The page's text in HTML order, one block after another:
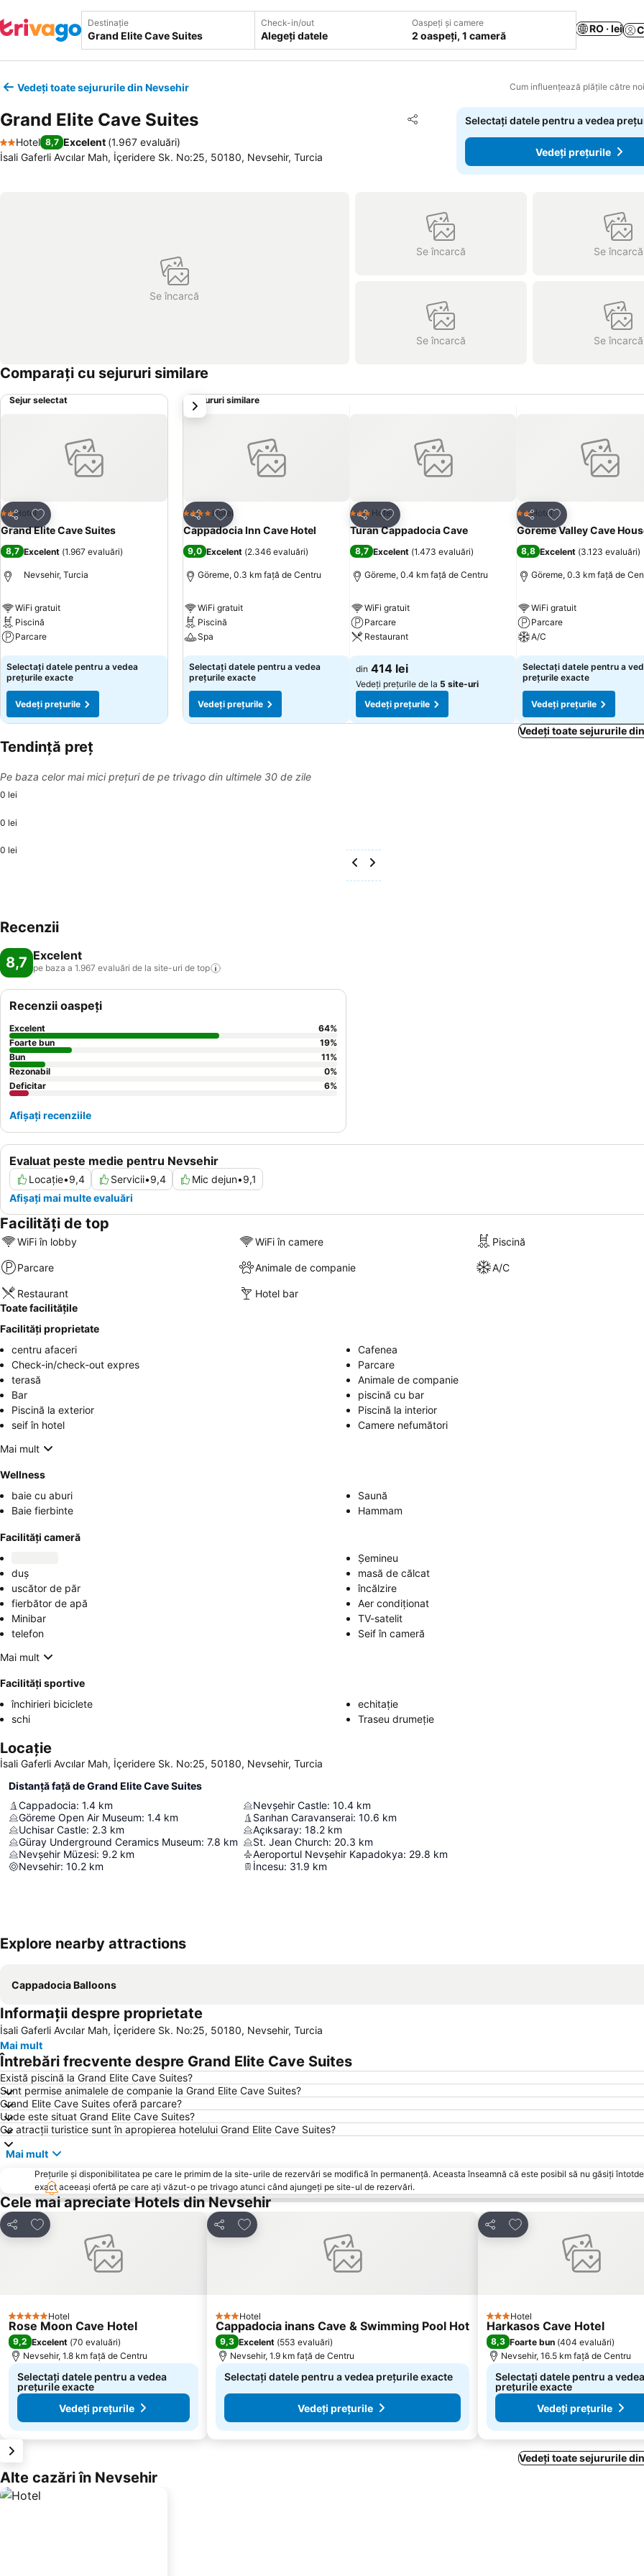
Destinație Check-in/out
Alegeți datele
Oaspeți și camere
2 oaspeți, 1 cameră
RO · lei
Vedeți toate sejururile din Nevsehir Cum influențează plățile către
Grand Elite Cave Suites Distribuiți
Adăugaţi la favorite
2 Stele
Hotel 8,7 Excelent (1.967 evaluări)
İsali Gaferli Avcılar Mah, İçeridere Sk. No:25, 50180, Nevsehir, Turcia
Selectați datele pentru a vedea
Vedeți prețurile
Se încarcă
Se încarcă Se încarcă
Se încarcă Se încarcă
Comparați cu sejururi similare
Sejur selectat
Distribuiți
Adăugaţi la favorite
2 Stele
Hotel
Grand Elite Cave Suites
8,7 Excelent (1.967 evaluări)
Nevsehir, Turcia
WiFi gratuit
Piscină
Parcare
Vedeți prețurile
Selectați datele pentru a vedea
prețurile exacte
Vedeți prețurile
Sejururi similare
Distribuiți
Adăugaţi la favorite
4 Stele Hotel
Cappadocia Inn Cave Hotel
9,0 Excelent (2.346 evaluări)
Göreme, 0.3 km faţă de Centru
WiFi gratuit
Piscină
Spa
Vedeți prețurile
Selectați datele pentru a vedea
prețurile exacte
Vedeți prețurile
Distribuiți
Adăugaţi la favorite
3 SteleHotel
Turan Cappadocia Cave
8,7 Excelent (1.473 evaluări)
Göreme, 0.4 km faţă de Centru
WiFi gratuit
Parcare
Restaurant
Vedeți prețurile
din 414 lei
Vedeți prețurile de la 5 site-uri
Vedeți prețurile
Distribuiți
Adăugaţi la
2 Stele
Hotel
Goreme Valley Cave
8,8 Excelent (3.123 evaluări)
Göreme, 0.3 km faţă de
WiFi gratuit
Parcare
A/C
Vedeți prețurile
Selectați datele pentru a
prețurile exacte
Vedeți prețurile
următorul
Vedeți toate sejururile
Tendință preț
Pe baza celor mai mici prețuri de pe trivago din ultimele 30 de zile
0 lei
0 lei
0 lei
Recenzii
8,7 Excelent
pe baza a 1.967 evaluări de la site-uri de top
Evaluat peste medie pentru Nevsehir
Locație•9,4 Servicii•9,4 Mic dejun•9,1
Afișați mai multe evaluări
Recenzii oaspeți
Excelent 64%
Foarte bun
19%
Bun
11%
Rezonabil
0%
Deficitar
6%
Afișați recenziile
Facilități de top
WiFi în lobby WiFi în camere Piscină
Parcare Animale de companie A/C
Restaurant
Hotel bar
Toate facilitățile
Facilități proprietate
centru afaceri
Cafenea
Check-in/check-out expres
Parcare
terasă
Animale de companie
Bar
piscină cu bar
Piscină la exterior
Piscină la interior
seif în hotel
Camere nefumători
Mai mult
Wellness
baie cu aburi
Saună
Baie fierbinte
Hammam
Facilități cameră
Șemineu
duș
masă de călcat
uscător de păr
încălzire
fierbător de apă
Aer condiționat
Minibar
TV-satelit
telefon
Seif în cameră
Mai mult
Facilități sportive
închirieri biciclete
echitație
schi
Traseu drumeție
Locație
İsali Gaferli Avcılar Mah, İçeridere Sk. No:25, 50180, Nevsehir, Turcia
Distanță față de Grand Elite Cave Suites
Cappadocia: 1.4 km
Göreme Open Air Museum: 1.4 km
Uchisar Castle: 2.3 km
Güray Underground Ceramics Museum: 7.8 km
Nevşehir Müzesi: 9.2 km
Nevsehir: 10.2 km
Nevşehir Castle: 10.4 km
Sarıhan Caravanserai: 10.6 km
Açıksaray: 18.2 km
St. Jean Church: 20.3 km
Aeroportul Nevşehir Kapadokya: 29.8 km
İncesu: 31.9 km
Explore nearby attractions
Cappadocia Balloons
Informații despre proprietate
İsali Gaferli Avcılar Mah, İçeridere Sk. No:25, 50180, Nevsehir, Turcia
Mai mult
Întrebări frecvente despre Grand Elite Cave Suites
Există piscină la Grand Elite Cave Suites?
Sunt permise animalele de companie la Grand Elite Cave Suites?
Grand Elite Cave Suites oferă parcare?
Unde este situat Grand Elite Cave Suites?
Ce atracții turistice sunt în apropierea hotelului Grand Elite Cave Suites?
Mai mult
Prețurile și disponibilitatea pe care le primim de la site-urile de rezervări se modifică în permanență. Aceasta înseamnă că este posibil să nu găsiți
exact aceeași ofertă pe care ați văzut-o pe trivago atunci când ajungeți pe site-ul de rezervări.
Cele mai apreciate Hotels din Nevsehir
Distribuiți
Adăugaţi la favorite
5 Stele Hotel
Rose Moon Cave Hotel
9,2 Excelent (70 evaluări)
Nevsehir, 1.8 km faţă de Centru
Selectați datele pentru a vedea
prețurile exacte
Vedeți prețurile
Distribuiți
Adăugaţi la favorite
3 SteleHotel
Cappadocia inans Cave & Swimming Pool Hot
9,3 Excelent (553 evaluări)
Nevsehir, 1.9 km faţă de Centru
Selectați datele pentru a vedea prețurile exacte
Vedeți prețurile
Distribuiți
Adăugaţi la favorite
3 SteleHotel
Harkasos Cave Hotel
8,3 Foarte bun (404 evaluări)
Nevsehir, 16.5 km faţă de Centru
Selectați datele pentru a vedea
prețurile exacte
Vedeți prețurile
Vedeți toate sejururile
Alte cazări în Nevsehir